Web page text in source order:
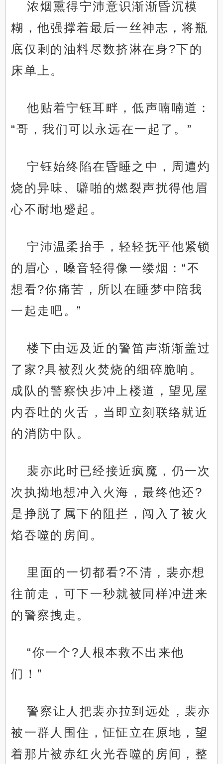
浓烟熏得宁沛意识渐渐昏沉模
糊，他强撑着最后一丝神志，将瓶
底仅剩的油料尽数挤淋在身?下的
床单上。
他贴着宁钰耳畔，低声喃喃道：
“哥，我们可以永远在一起了。”
宁钰始终陷在昏睡之中，周遭灼
烧的异味、噼啪的燃裂声扰得他眉
心不耐地蹙起。
宁沛温柔抬手，轻轻抚平他紧锁
的眉心，嗓音轻得像一缕烟：“不
想看?你痛苦，所以在睡梦中陪我
一起走吧。”
楼下由远及近的警笛声渐渐盖过
了家?具被烈火焚烧的细碎脆响。
成队的警察快步冲上楼道，望见屋
内吞吐的火舌，当即立刻联络就近
的消防中队。
裴亦此时已经接近疯魔，仍一次
次执拗地想冲入火海，最终他还?
是挣脱了属下的阻拦，闯入了被火
焰吞噬的房间。
里面的一切都看?不清，裴亦想
往前走，可下一秒就被同样冲进来
的警察拽走。
“你一个?人根本救不出来他
们！”
警察让人把裴亦拉到远处，裴亦
被一群人围住，怔怔立在原地，望
着那片被赤红火光吞噬的房间，整